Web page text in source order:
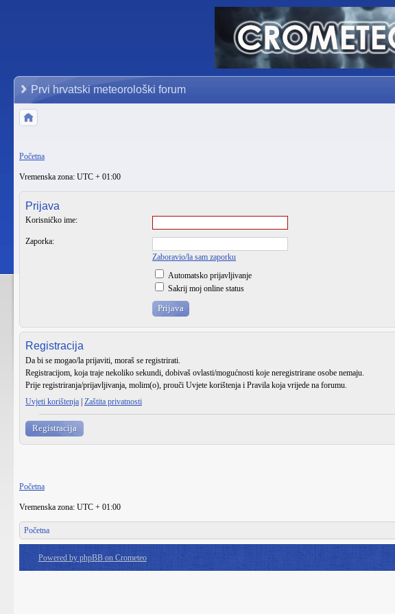
Prvi hrvatski meteorološki forum
Početna
Vremenska zona: UTC + 01:00
Prijava
Korisničko ime:
Zaporka:
Zaboravio/la sam zaporku
Automatsko prijavljivanje
Sakrij moj online status
Registracija
Da bi se mogao/la prijaviti, moraš se registrirati.
Registracijom, koja traje nekoliko sekundi, dobivaš ovlasti/mogućnosti koje neregistrirane osobe nemaju.
Prije registriranja/prijavljivanja, molim(o), prouči Uvjete korištenja i Pravila koja vrijede na forumu.
Uvjeti korištenja Zaštita privatnosti
Registracija
Početna
Vremenska zona: UTC + 01:00
Početna
Powered by phpBB on Crometeo